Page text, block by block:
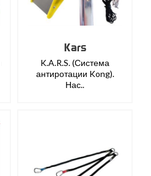
Kars
K.A.R.S. (Система
антиротации Kong).
Нас..